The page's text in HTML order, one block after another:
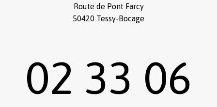
Route de Pont Farcy
50420 Tessy-Bocage
02 33 06